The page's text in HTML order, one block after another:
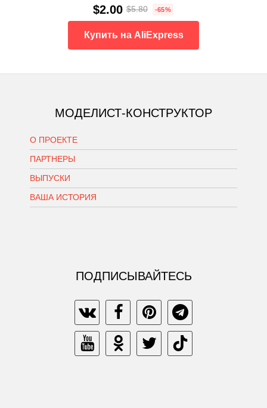
$2.00 $5.80 -65%
Купить на AliExpress
МОДЕЛИСТ-КОНСТРУКТОР
О ПРОЕКТЕ
ПАРТНЕРЫ
ВЫПУСКИ
ВАША ИСТОРИЯ
ПОДПИСЫВАЙТЕСЬ